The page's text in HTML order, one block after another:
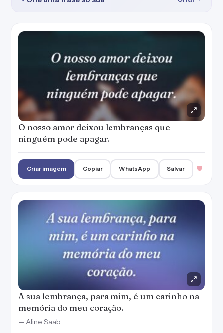
O nosso amor deixou lembranças que
ninguém pode apagar.
Criar imagem Copiar WhatsApp Salvar
A sua lembrança, para mim, é um carinho na
memória do meu coração.
— Aline Saab